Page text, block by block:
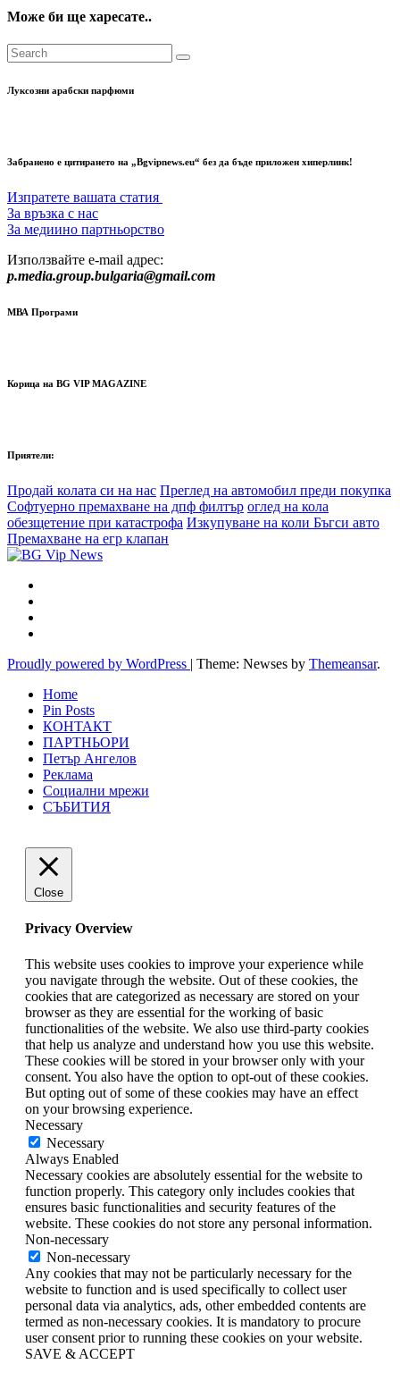
Може би ще харесате..
Луксозни арабски парфюми
Забранено е цитирането на „Bgvipnews.eu“ без да бъде приложен хиперлинк!
Изпратете вашата статия
За връзка с нас
За медиино партньорство
Използвайте e-mail адрес:
p.media.group.bulgaria@gmail.com
МВА Програми
Корица на BG VIP MAGAZINE
Приятели:
Продай колата си на нас Преглед на автомобил преди покупка
Софтуерно премахване на дпф филтър оглед на кола
обезщетение при катастрофа Изкупуване на коли Бъгси авто
Премахване на егр клапан
Proudly powered by WordPress | Theme: Newses by Themeansar.
Home
Pin Posts
КОНТАКТ
ПАРТНЬОРИ
Петър Ангелов
Реклама
Социални мрежи
СЪБИТИЯ
Close
Privacy Overview
This website uses cookies to improve your experience while
you navigate through the website. Out of these cookies, the
cookies that are categorized as necessary are stored on your
browser as they are essential for the working of basic
functionalities of the website. We also use third-party cookies
that help us analyze and understand how you use this website.
These cookies will be stored in your browser only with your
consent. You also have the option to opt-out of these cookies.
But opting out of some of these cookies may have an effect
on your browsing experience.
Necessary
Necessary
Always Enabled
Necessary cookies are absolutely essential for the website to
function properly. This category only includes cookies that
ensures basic functionalities and security features of the
website. These cookies do not store any personal information.
Non-necessary
Non-necessary
Any cookies that may not be particularly necessary for the
website to function and is used specifically to collect user
personal data via analytics, ads, other embedded contents are
termed as non-necessary cookies. It is mandatory to procure
user consent prior to running these cookies on your website.
SAVE & ACCEPT